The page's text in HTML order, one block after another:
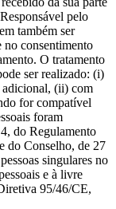
pelo
também ser
no consentimento
O tratamento
ser realizado: (i)
adicional, (ii) com
for compatível
foram
do Regulamento
do Conselho, de 27
singulares no
e à livre
95/46/CE,